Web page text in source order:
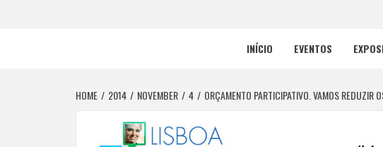
INÍCIO EVENTOS
HOME 2014 NOVEMBER 4 ORÇAMENTO PARTICIPATIVO. VAMOS REDUZIR